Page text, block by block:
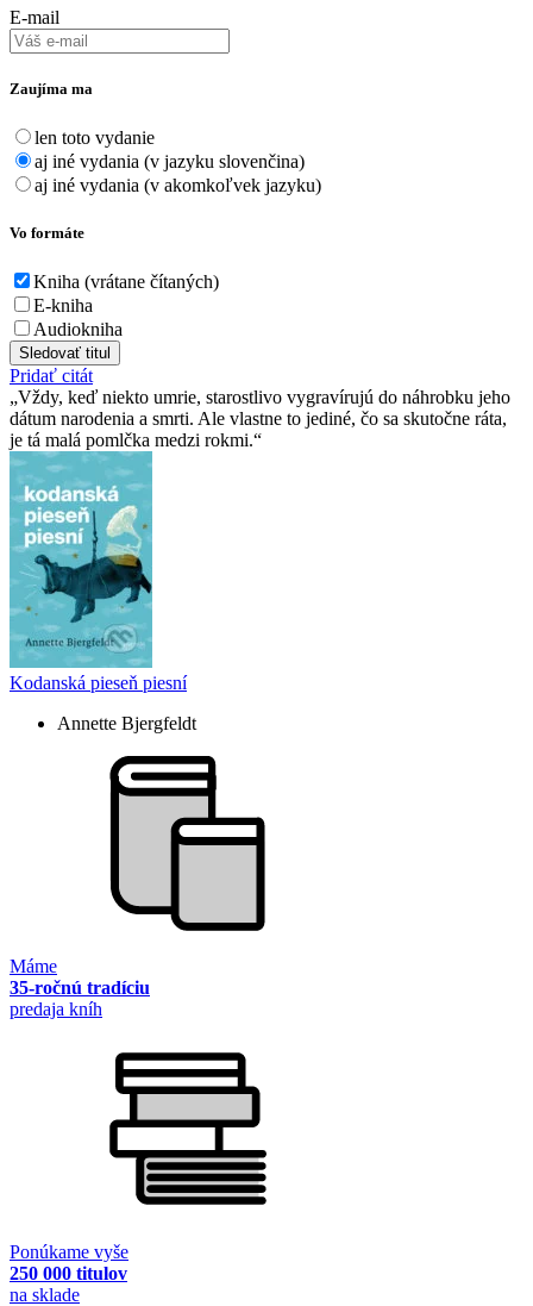
E-mail
Zaujíma ma
len toto vydanie
aj iné vydania (v jazyku slovenčina)
aj iné vydania (v akomkoľvek jazyku)
Vo formáte
Kniha (vrátane čítaných)
E-kniha
Audiokniha
Sledovať titul
Pridať citát
Vždy, keď niekto umrie, starostlivo vygravírujú do náhrobku jeho
dátum narodenia a smrti. Ale vlastne to jediné, čo sa skutočne ráta,
je tá malá pomlčka medzi rokmi.
Kodanská pieseň piesní
Annette Bjergfeldt
Máme
35-ročnú tradíciu
predaja kníh
Ponúkame vyše
250 000 titulov
na sklade